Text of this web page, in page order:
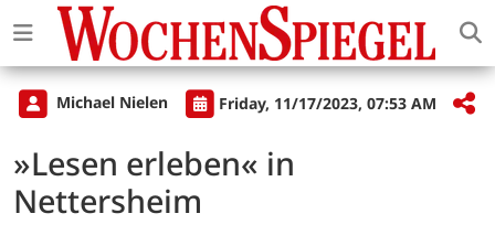
Michael Nielen Friday, 11/17/2023, 07:53 AM
»Lesen erleben« in
Nettersheim